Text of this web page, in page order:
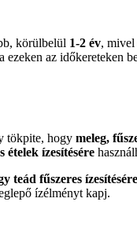
körülbelül 1-2 év, mivel
ezeken az időkereteken
tökpite, hogy meleg,
ételek ízesítésére
teád fűszeres ízesítésére
ízélményt kapj.